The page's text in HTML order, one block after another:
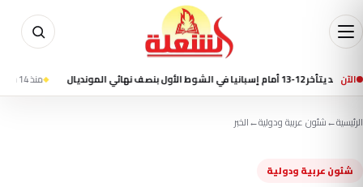
الآن
المونديال منذ 14 ساعة مقتل 7 أشخاص في إطلاق نار بمدرسة شمال بانكوك وانتحار الطالب المشتبه به
الرئيسية←شئون عربية ودولية←الخبر
شئون عربية ودولية